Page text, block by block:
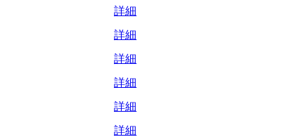
詳細
詳細
詳細
詳細
詳細
詳細